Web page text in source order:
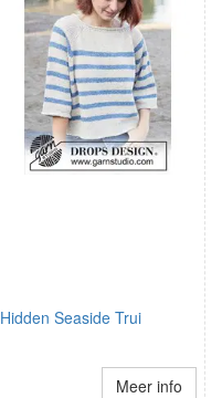
Hidden Seaside Trui
Meer info